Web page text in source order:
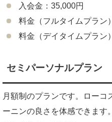
入会金：35,000円
料金（フルタイムプラン
料金（デイタイムプラン
セミパーソナルプラン
月額制のプランです。ローコ
ーニンの良さを体感できます